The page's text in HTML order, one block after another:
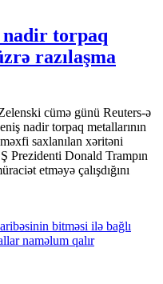
torpaq
razılaşma
cümə günü Reuters-ə
nadir torpaq metallarının
saxlanılan xəritəni
Prezidenti Donald Trampın
etməyə çalışdığını